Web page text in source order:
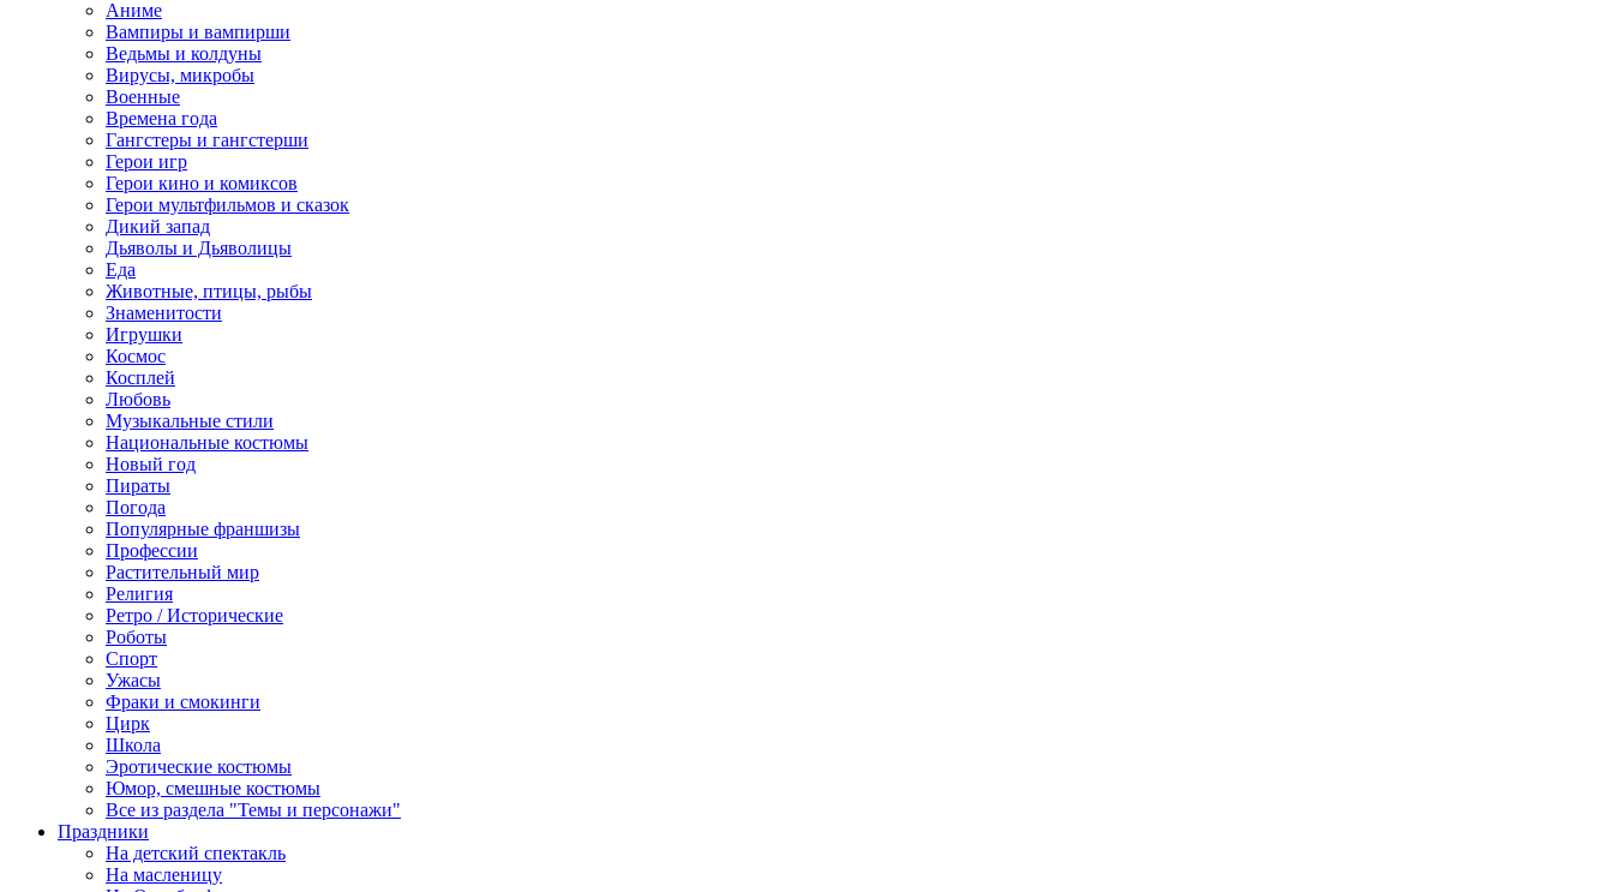
Аниме
Вампиры и вампирши
Ведьмы и колдуны
Вирусы, микробы
Военные
Времена года
Гангстеры и гангстерши
Герои игр
Герои кино и комиксов
Герои мультфильмов и сказок
Дикий запад
Дьяволы и Дьяволицы
Еда
Животные, птицы, рыбы
Знаменитости
Игрушки
Космос
Косплей
Любовь
Музыкальные стили
Национальные костюмы
Новый год
Пираты
Погода
Популярные франшизы
Профессии
Растительный мир
Религия
Ретро / Исторические
Роботы
Спорт
Ужасы
Фраки и смокинги
Цирк
Школа
Эротические костюмы
Юмор, смешные костюмы
Все из раздела "Темы и персонажи"
Праздники
На детский спектакль
На масленицу